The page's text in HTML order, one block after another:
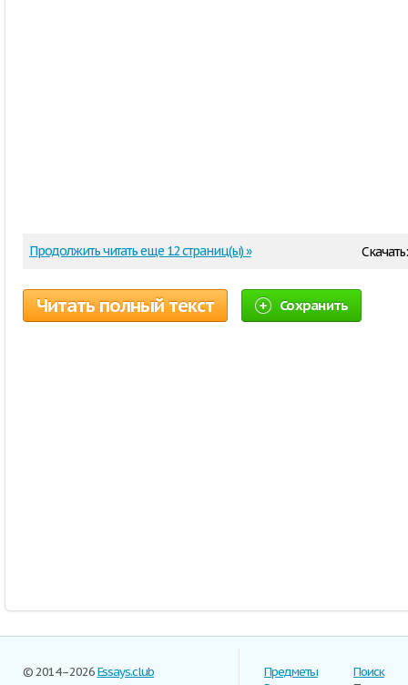
Продолжить читать еще 12 страниц(ы) »
Читать полный текст Сохранить
© 2014–2026Essays.club
Предметы
Поиск